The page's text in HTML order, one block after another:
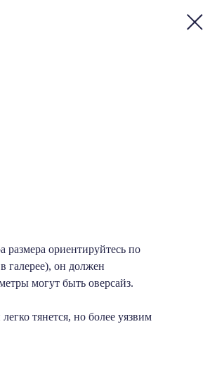
размера ориентируйтесь по
галерее), он должен
могут быть оверсайз.
тянется, но более уязвим